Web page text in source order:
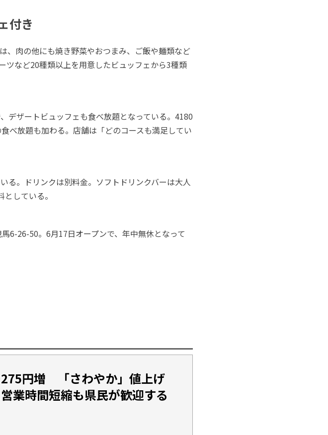
付き
、肉の他にも焼き野菜やおつまみ、ご飯や麺類など
ツなど20種類以上を用意したビュッフェから3種類
デザートビュッフェも食べ放題となっている。4180
べ放題も加わる。店舗は「どのコースも満足してい
る。ドリンクは別料金。ソフトドリンクバーは大人
している。
6-26-50。6月17日オープンで、年中無休となって
円増 「さわやか」値上げ
業時間短縮も県民が歓迎する